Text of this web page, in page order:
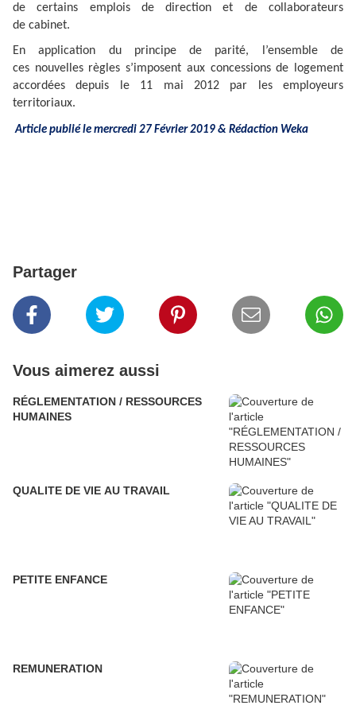
de certains emplois de direction et de collaborateurs
de cabinet.
En application du principe de parité, l’ensemble de
ces nouvelles règles s’imposent aux concessions de logement
accordées depuis le 11 mai 2012 par les employeurs
territoriaux.
Article publié le mercredi 27 Février 2019 & Rédaction Weka
Partager
Vous aimerez aussi
RÉGLEMENTATION / RESSOURCES
HUMAINES
QUALITE DE VIE AU TRAVAIL
PETITE ENFANCE
REMUNERATION